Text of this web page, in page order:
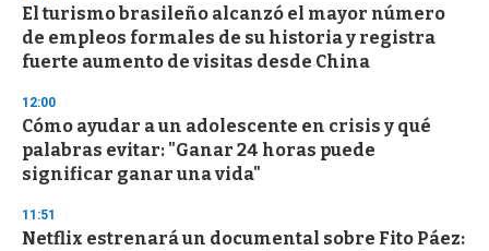
El turismo brasileño alcanzó el mayor número
de empleos formales de su historia y registra
fuerte aumento de visitas desde China
12:00
Cómo ayudar a un adolescente en crisis y qué
palabras evitar: "Ganar 24 horas puede
significar ganar una vida"
11:51
Netflix estrenará un documental sobre Fito Páez: